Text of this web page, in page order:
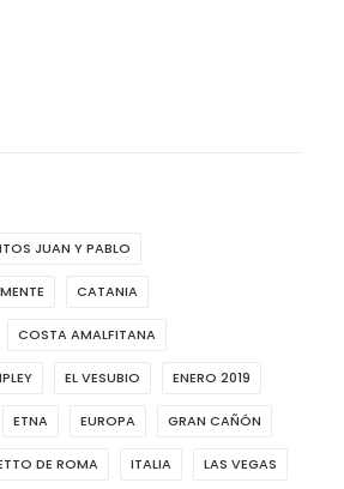
JUAN Y PABLO
CATANIA
COSTA AMALFITANA
EL VESUBIO ENERO 2019
ETNA EUROPA GRAN CAÑÓN
DE ROMA ITALIA LAS VEGAS